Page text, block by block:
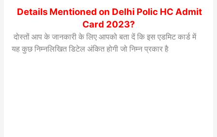
Details Mentioned on Delhi Polic HC Admit
Card 2023?
दोस्तों आप के जानकारी के लिए आपको बता दें कि इस एडमिट कार्ड में
यह कुछ निम्नलिखित डिटेल अंकित होगी जो निम्न प्रकार है